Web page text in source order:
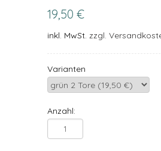
19,50 €
inkl. MwSt. zzgl.
Varianten
Anzahl: